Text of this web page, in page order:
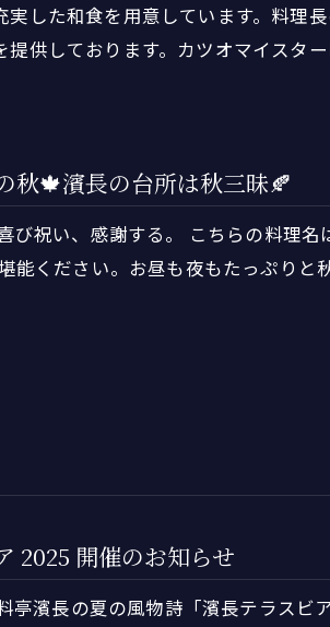
した和食を用意しています。料理
供しております。カツオマイスタ
秋🍁濱長の台所は秋三昧🍂
び祝い、感謝する。 こちらの料理
能ください。お昼も夜もたっぷり
2025 開催のお知らせ
濱長の夏の風物詩「濱長テラスビ